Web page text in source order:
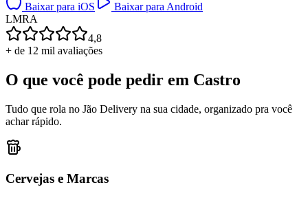
Baixar para iOS
Baixar para Android
LMRA
4,8
+ de 12 mil avaliações
O que você pode pedir em Castro
Tudo que rola no Jão Delivery na sua cidade, organizado pra você
achar rápido.
Cervejas e Marcas